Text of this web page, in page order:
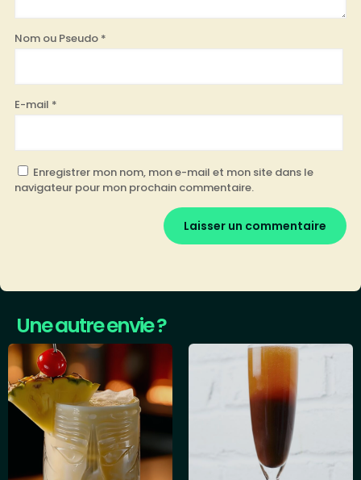
Nom ou Pseudo *
E-mail *
Enregistrer mon nom, mon e-mail et mon site dans le
navigateur pour mon prochain commentaire.
Une autre envie ?